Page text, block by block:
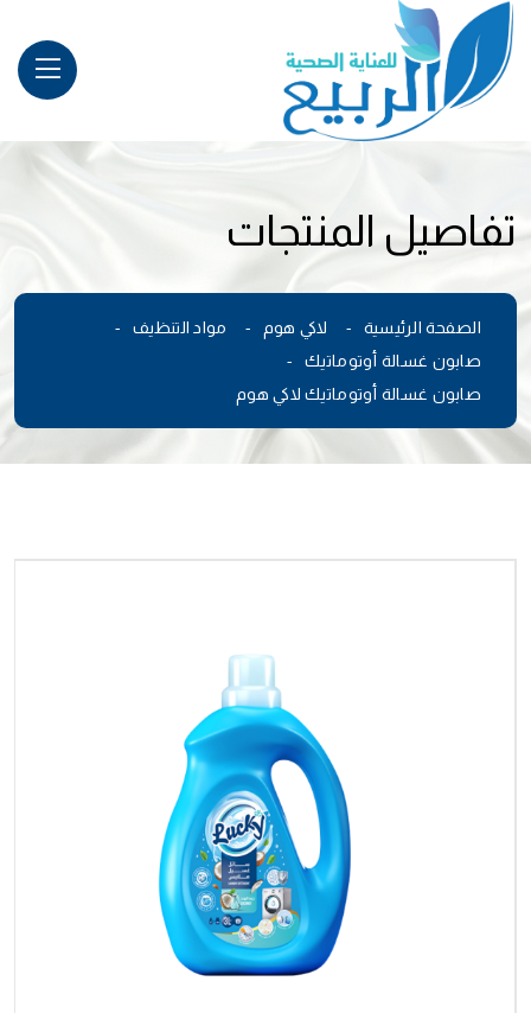
تفاصيل المنتجات
الصفحة الرئيسية لاكي هوم
مواد التنظيف
صابون غسالة أوتوماتيك
صابون غسالة أوتوماتيك لاكي هوم